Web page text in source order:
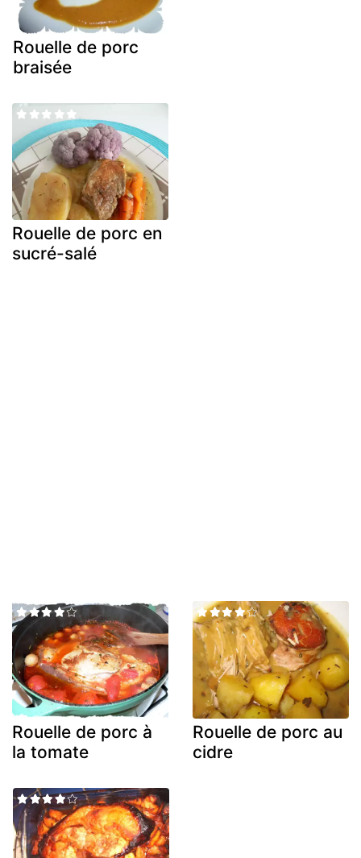
Rouelle de porc
braisée
Rouelle de porc en
sucré-salé
Rouelle de porc à
la tomate
Rouelle de porc au
cidre